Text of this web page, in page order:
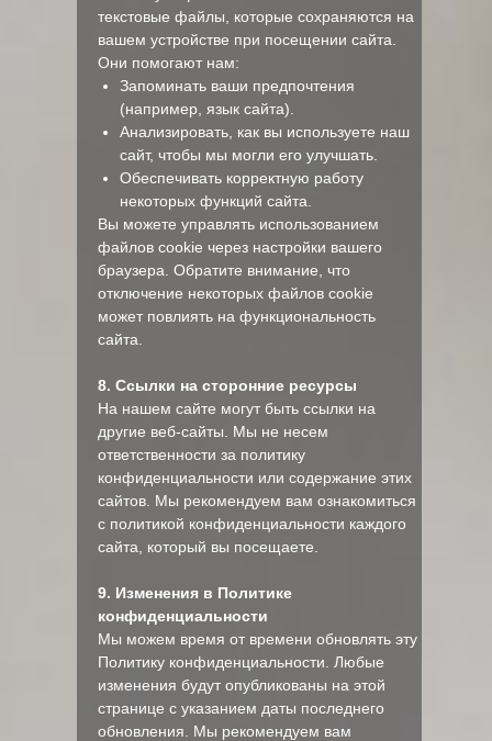
текстовые файлы, которые сохраняются на
вашем устройстве при посещении сайта.
Они помогают нам:
Запоминать ваши предпочтения
(например, язык сайта).
Анализировать, как вы используете наш
сайт, чтобы мы могли его улучшать.
Обеспечивать корректную работу
некоторых функций сайта.
Вы можете управлять использованием
файлов cookie через настройки вашего
браузера. Обратите внимание, что
отключение некоторых файлов cookie
может повлиять на функциональность
сайта.
8. Ссылки на сторонние ресурсы
На нашем сайте могут быть ссылки на
другие веб-сайты. Мы не несем
ответственности за политику
конфиденциальности или содержание этих
сайтов. Мы рекомендуем вам ознакомиться
с политикой конфиденциальности каждого
сайта, который вы посещаете.
9. Изменения в Политике
конфиденциальности
Мы можем время от времени обновлять эту
Политику конфиденциальности. Любые
изменения будут опубликованы на этой
странице с указанием даты последнего
обновления. Мы рекомендуем вам